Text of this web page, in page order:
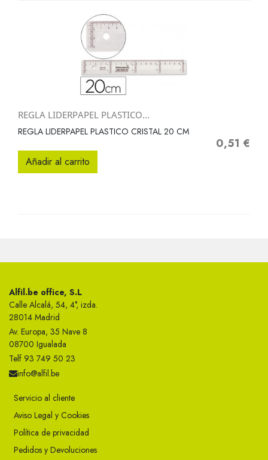
REGLA LIDERPAPEL PLASTICO...
REGLA LIDERPAPEL PLASTICO CRISTAL 20 CM
Precio
0,51 €
Añadir al carrito
Alfil.be office, S.L
Calle Alcalá, 54, 4°, izda.
28014 Madrid
Av. Europa, 35 Nave 8
08700 Igualada
Telf 93 749 50 23
info@alfil.be
Servicio al cliente
Aviso Legal y Cookies
Política de privacidad
Pedidos y Devoluciones